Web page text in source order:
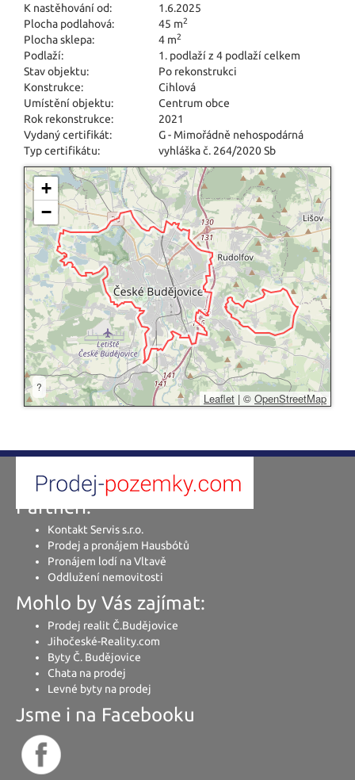
K nastěhování od:
1.6.2025
Plocha podlahová:
45 m2
Plocha sklepa: 4 m2
Podlaží:
1. podlaží z 4 podlaží celkem
Stav objektu:
Po rekonstrukci
Konstrukce:
Cihlová
Umístění objektu:
Centrum obce
Rok rekonstrukce:
2021
Vydaný certifikát:
G - Mimořádně nehospodárná
Typ certifikátu:
vyhláška č. 264/2020 Sb
+
−
?
Leaflet | © OpenStreetMap
Partneři:
Kontakt Servis s.r.o.
Prodej a pronájem Hausbótů
Pronájem lodí na Vltavě
Oddlužení nemovitosti
Mohlo by Vás zajímat:
Prodej realit Č.Budějovice
Jihočeské-Reality.com
Byty Č. Budějovice
Chata na prodej
Levné byty na prodej
Jsme i na Facebooku